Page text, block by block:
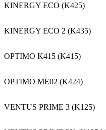
KINERGY ECO (K425)
KINERGY ECO 2 (K435)
OPTIMO K415 (K415)
OPTIMO ME02 (K424)
VENTUS PRIME 3 (K125)